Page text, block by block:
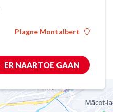
Plagne Montalbert
ER NAARTOE GAAN